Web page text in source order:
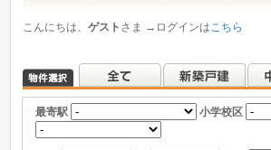
こんにちは、 ゲスト さま →ログインはこちら
最寄駅 小学校区